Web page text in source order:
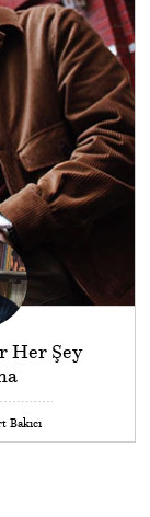
Her Şey
Bakıcı